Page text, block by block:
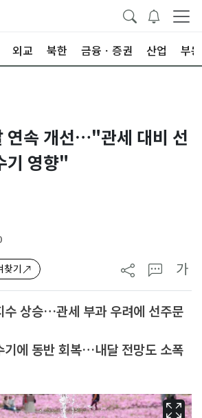
외교 북한 금융ㆍ증권 산업 부
연속 개선…"관세 대비 선
기 영향"
찾기 가
수 상승…관세 부과 우려에 선주문
기에 동반 회복…내달 전망도 소폭